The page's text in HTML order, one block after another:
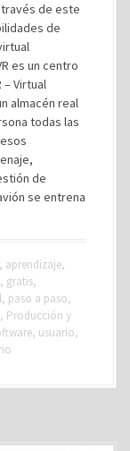
de este
de
es un centro
Virtual
almacén real
todas las
de
se entrena
, aprendizaje,
, gratis,
, paso a paso,
, Producción y
, usuario,